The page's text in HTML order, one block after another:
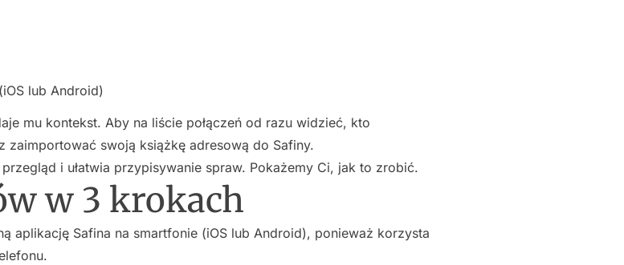
lub Android)
mu kontekst. Aby na liście połączeń od razu widzieć, kto
zaimportować swoją książkę adresową do Safiny.
i ułatwia przypisywanie spraw. Pokażemy Ci, jak to zrobić.
w 3 krokach
aplikację Safina na smartfonie (iOS lub Android), ponieważ korzysta